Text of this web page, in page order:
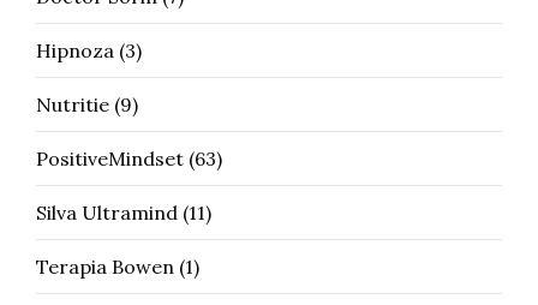
Hipnoza (3)
Nutritie (9)
PositiveMindset (63)
Silva Ultramind (11)
Terapia Bowen (1)